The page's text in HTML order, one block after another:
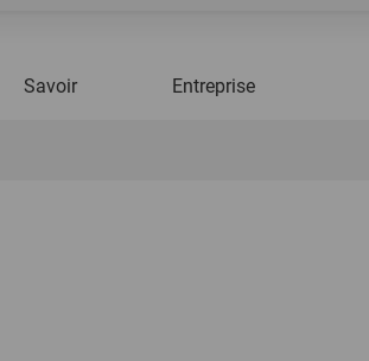
Savoir Entreprise